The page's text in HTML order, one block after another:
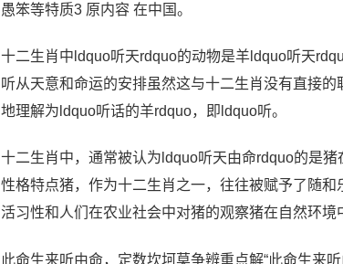
愚笨等特质3 原内容 在中国。
十二生肖中ldquo听天rdquo的动物是羊ldquo听天
听从天意和命运的安排虽然这与十二生肖没有直接
地理解为ldquo听话的羊rdquo，即ldquo听。
十二生肖中，通常被认为ldquo听天由命rdquo的是
性格特点猪，作为十二生肖之一，往往被赋予了随
活习性和人们在农业社会中对猪的观察猪在自然环境
此命生来听由命，定数坎坷莫争辨重点解“此命生来